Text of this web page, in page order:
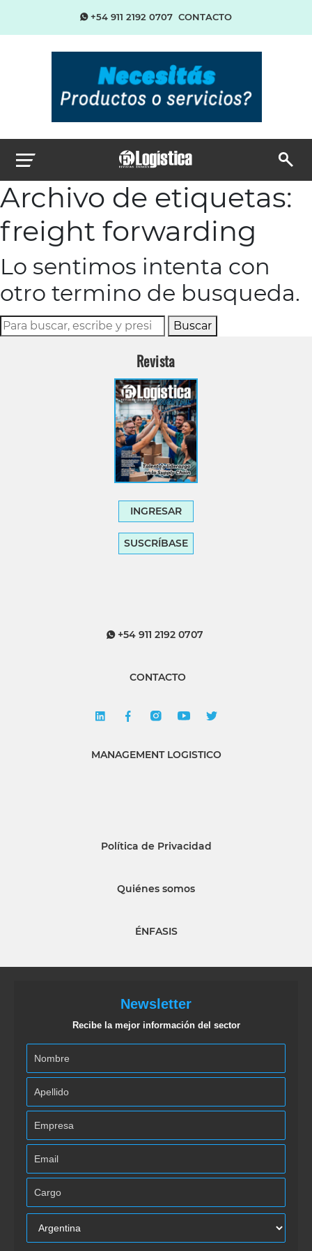
+54 911 2192 0707 CONTACTO
Archivo de etiquetas:
freight forwarding
Lo sentimos intenta con
otro termino de busqueda.
Buscar
Revista
INGRESAR
SUSCRÍBASE
+54 911 2192 0707
CONTACTO
MANAGEMENT LOGISTICO
Política de Privacidad
Quiénes somos
ÉNFASIS
Newsletter
Recibe la mejor información del sector